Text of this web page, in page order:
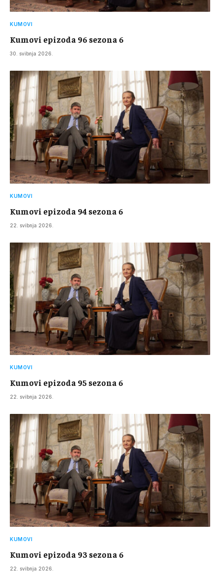
KUMOVI
Kumovi epizoda 96 sezona 6
30. svibnja 2026.
KUMOVI
Kumovi epizoda 94 sezona 6
22. svibnja 2026.
KUMOVI
Kumovi epizoda 95 sezona 6
22. svibnja 2026.
KUMOVI
Kumovi epizoda 93 sezona 6
22. svibnja 2026.